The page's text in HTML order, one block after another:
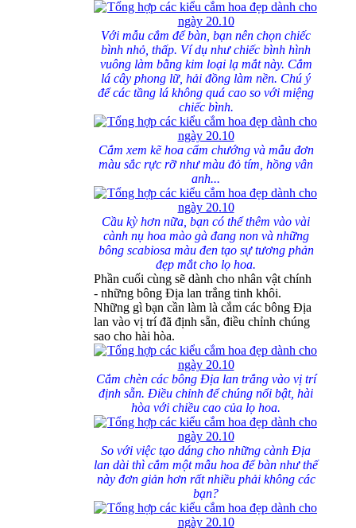
Với mẫu cắm để bàn, bạn nên chọn chiếc
bình nhỏ, thấp. Ví dụ như chiếc bình hình
vuông làm bằng kim loại lạ mắt này. Cắm
lá cây phong lữ, hải đồng làm nền. Chú ý
để các tầng lá không quá cao so với miệng
chiếc bình.
Cắm xem kẽ hoa cẩm chướng và mẫu đơn
màu sắc rực rỡ như màu đỏ tím, hồng vân
anh...
Cầu kỳ hơn nữa, bạn có thể thêm vào vài
cành nụ hoa mào gà đang non và những
bông scabiosa màu đen tạo sự tương phản
đẹp mắt cho lọ hoa.
Phần cuối cùng sẽ dành cho nhân vật chính
- những bông Địa lan trắng tinh khôi.
Những gì bạn cần làm là cắm các bông Địa
lan vào vị trí đã định sẵn, điều chỉnh chúng
sao cho hài hòa.
Cắm chèn các bông Địa lan trắng vào vị trí
định sẵn. Điều chỉnh để chúng nổi bật, hài
hòa với chiều cao của lọ hoa.
So với việc tạo dáng cho những cành Địa
lan dài thì cắm một mẫu hoa để bàn như thế
này đơn giản hơn rất nhiều phải không các
bạn?